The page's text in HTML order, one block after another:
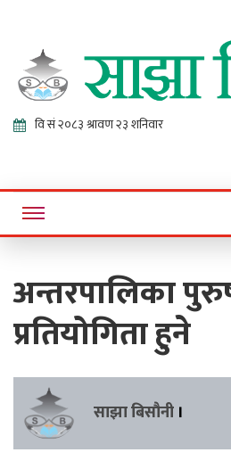
Sajha
Online News Portal
अन्तरपालिका
प्रतियोगिता हुने
साझा बिसौनी ।